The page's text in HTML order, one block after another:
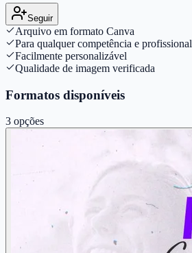
Seguir
Arquivo em formato Canva
Para qualquer competência e profissional
Facilmente personalizável
Qualidade de imagem verificada
Formatos disponíveis
3 opções